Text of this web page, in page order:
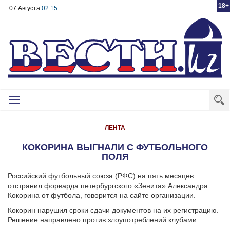
18+
07 Августа 02:15
Toggle
ЛЕНТА
КОКОРИНА ВЫГНАЛИ С ФУТБОЛЬНОГО
ПОЛЯ
Российский футбольный союза (РФС) на пять месяцев
отстранил форварда петербургского «Зенита» Александра
Кокорина от футбола, говорится на сайте организации.
Кокорин нарушил сроки сдачи документов на их регистрацию.
Решение направлено против злоупотреблений клубами